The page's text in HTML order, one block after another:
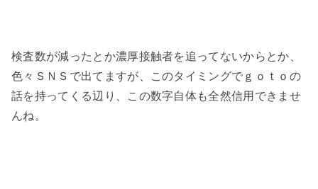
検査数が減ったとか濃厚接触者を追ってないからとか、
色々ＳＮＳで出てますが、このタイミングでｇｏｔｏの
話を持ってくる辺り、この数字自体も全然信用できませ
んね。